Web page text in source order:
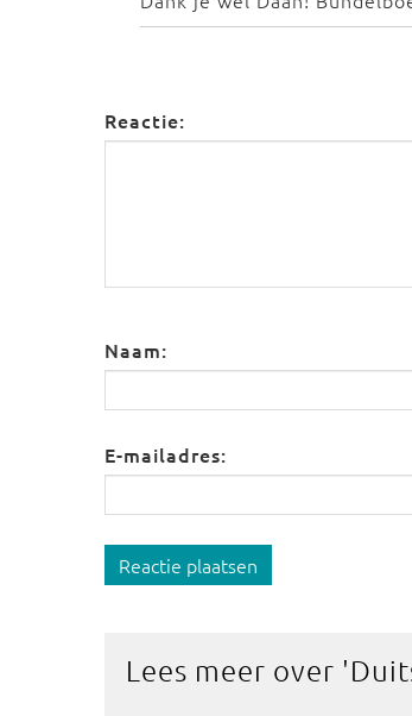
Reactie:
Naam:
E-mailadres:
Reactie plaatsen
Lees meer over '